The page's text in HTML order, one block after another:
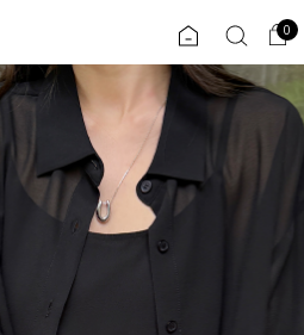
0
ENG
JP
플러스핏 회원혜택
COMMUNITY
ALL
0